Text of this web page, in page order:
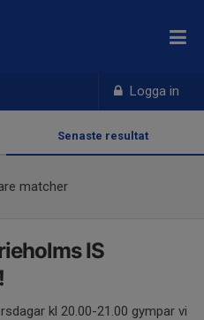
Logga in
Senaste resultat
matcher
IS
kl 20.00-21.00 gympar vi